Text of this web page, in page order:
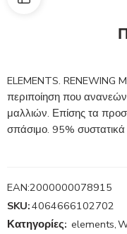
ELEMENTS. RENEWING
περιποίηση που
μαλλιών. Επίσης τα
σπάσιμο. 95%
EAN:2000000078915
SKU:4064666102702
Κατηγορίες: elements,